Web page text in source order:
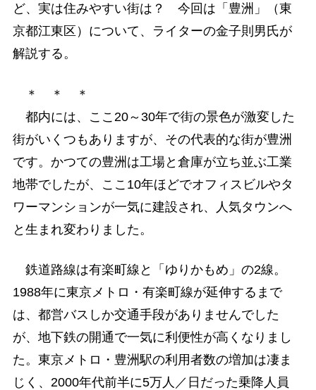
ど、実は住みやすい街は？ 今回は「豊洲」（東
京都江東区）について、ライターの金子則男氏が
解説する。
＊ ＊ ＊
都内には、ここ20～30年で街の景色が激変した
街がいくつもありますが、その代表的な街が豊洲
です。かつての豊洲は工場と倉庫が立ち並ぶ工業
地帯でしたが、ここ10年ほどでオフィスビルやタ
ワーマンションが一気に建設され、人気タウンへ
と生まれ変わりました。
鉄道路線は有楽町線と「ゆりかもめ」の2線。
1988年に東京メトロ・有楽町線が延伸するまで
は、都営バスしか交通手段がありませんでした
が、地下鉄の開通で一気に利便性が高くなりまし
た。東京メトロ・豊洲駅の利用者数の増加は凄ま
じく、2000年代前半に5万人／日だった乗降人員